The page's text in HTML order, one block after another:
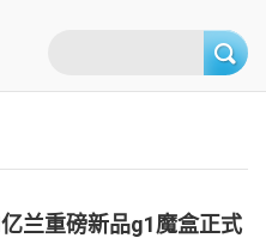
智能家居产品，智能家居解决方
观点，智能家居项目案例
兰重磅新品g1魔盒正式